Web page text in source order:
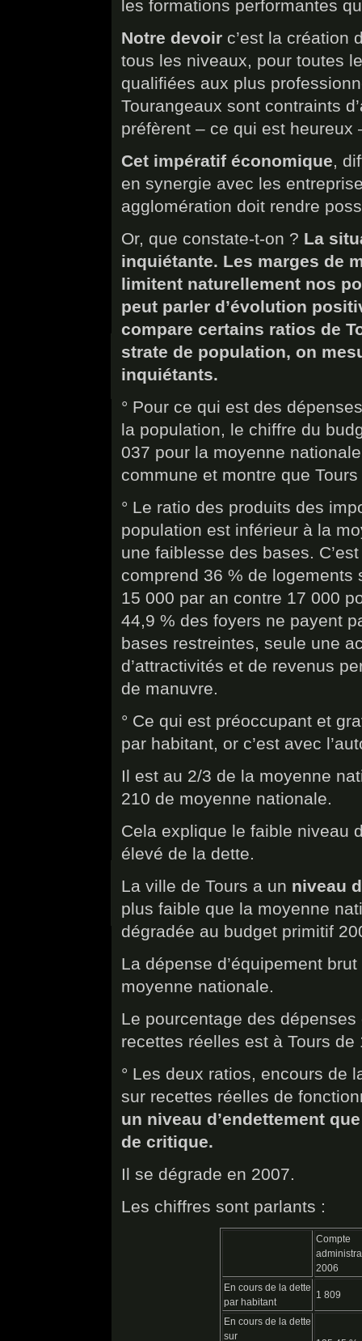
les formations performantes
Notre devoir c’est la création
tous les niveaux, pour toutes
qualifiées aux plus
Tourangeaux sont contraints
préfèrent – ce qui est heureux
Cet impératif économique ,
en synergie avec les
agglomération doit rendre
Or, que constate-t-on ? La
inquiétante. Les marges de
limitent naturellement nos
peut parler d’évolution
compare certains ratios de
strate de population, on
inquiétants.
° Pour ce qui est des
la population, le chiffre du
037 pour la moyenne
commune et montre que
° Le ratio des produits des
population est inférieur à la
une faiblesse des bases.
comprend 36 % de
15 000 par an contre 17 000
44,9 % des foyers ne payent
bases restreintes, seule une
d’attractivités et de revenus
de manuvre.
° Ce qui est préoccupant et
par habitant, or c’est avec
Il est au 2/3 de la moyenne
210 de moyenne nationale.
Cela explique le faible niveau
élevé de la dette.
La ville de Tours a un niveau
plus faible que la moyenne
dégradée au budget primitif
La dépense d’équipement
moyenne nationale.
Le pourcentage des
recettes réelles est à Tours
° Les deux ratios, encours de
sur recettes réelles de
un niveau d’endettement
de critique.
Il se dégrade en 2007.
Les chiffres sont parlants :
Compte
2006
En cours de la dette
par habitant
1 809
En cours de la dette
sur